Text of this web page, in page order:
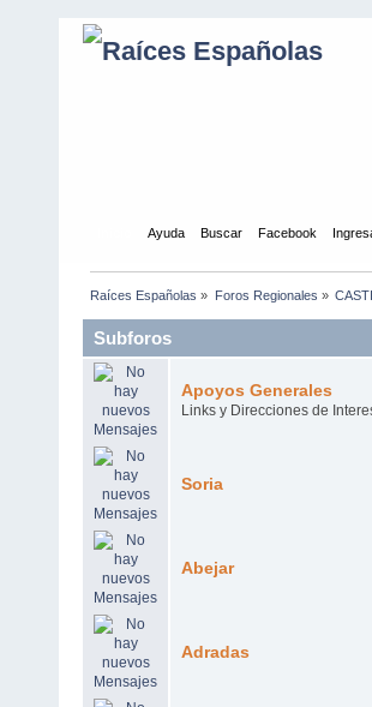
Ayuda Buscar Facebook
Raíces Españolas » Foros Regionales »
Subforos
Apoyos Generales
Links y Direcciones de
Soria
Abejar
Adradas